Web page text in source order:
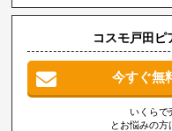
コスモ戸田
今すぐ無
いくらで
とお悩みの方